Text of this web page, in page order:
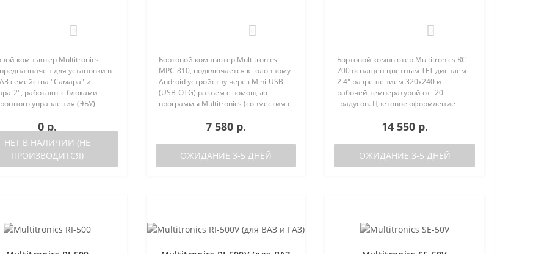
компьютер Multitronics
для установки в
семейства "Самара" и
2", работают с блоками
управления (ЭБУ)
после 05.2000 года Bosch
0 р.
НЕТ В НАЛИЧИИ (НЕ
ПРОИЗВОДИТСЯ)
Бортовой компьютер Multitronics
MPC-810, подключается к головному
Android устройству через Mini-USB
(USB-OTG) разъем с помощью
программы Multitronics (совместим с
Multitronics MPC-810 по сравнению с
7 580 р.
ОЖИДАНИЕ 3-5 ДНЕЙ
Бортовой компьютер Multitronics RC-
700 оснащен цветным TFT дисплем
2.4" разрешением 320х240 и
рабочей температурой от -20
градусов. Цветовое оформление
пользователем индивидуально (по
предустановленн..
14 550 р.
ОЖИДАНИЕ 3-5 ДНЕЙ